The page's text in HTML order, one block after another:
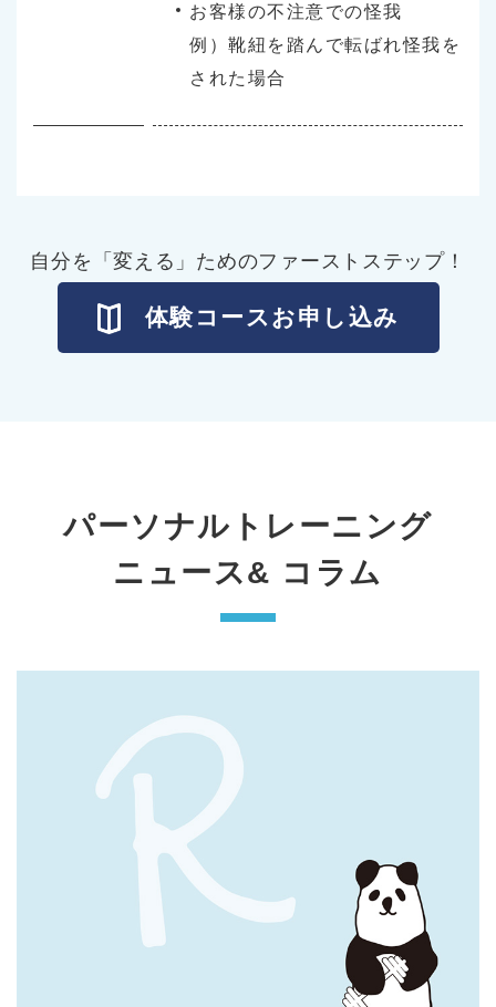
お客様の不注意での怪我
例）靴紐を踏んで転ばれ怪我を
された場合
⾃分を「変える」ためのファーストステップ！
体験コースお申し込み
パーソナルトレーニング
ニュース& コラム